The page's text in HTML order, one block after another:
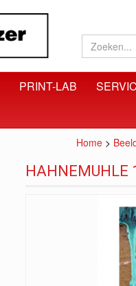
PRINT-LAB
Home >